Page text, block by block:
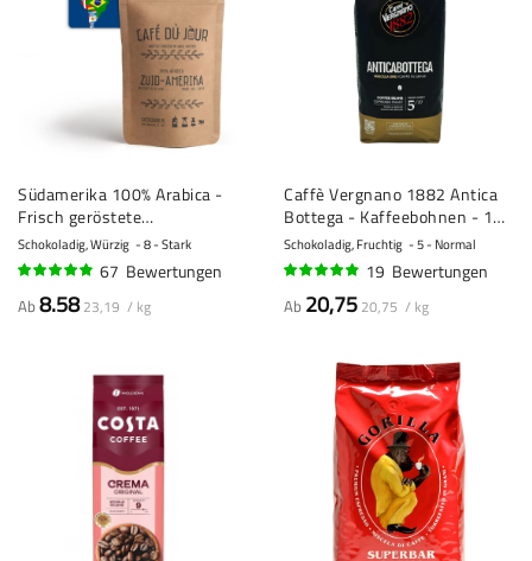
Südamerika 100% Arabica -
Frisch geröstete
Kaffeebohnen
Schokoladig, Würzig 8 - Stark
67 Bewertungen
Ab8.58 23,19 / kg
Caffè Vergnano 1882 Antica
Bottega - Kaffeebohnen - 1
Kilo
Schokoladig, Fruchtig 5 - Normal
19 Bewertungen
Ab 20,75 20,75 / kg